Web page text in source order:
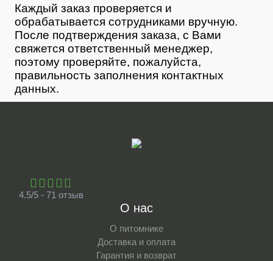
Каждый заказ проверяется и
обрабатывается сотрудниками вручную.
После подтверждения заказа, с Вами
свяжется ответственный менеджер,
поэтому проверяйте, пожалуйста,
правильность заполнения контактных
данных.
4.5/5 - 71 отзыв
О нас
О питомнике
Доставка и оплата
Гарантия и возврат